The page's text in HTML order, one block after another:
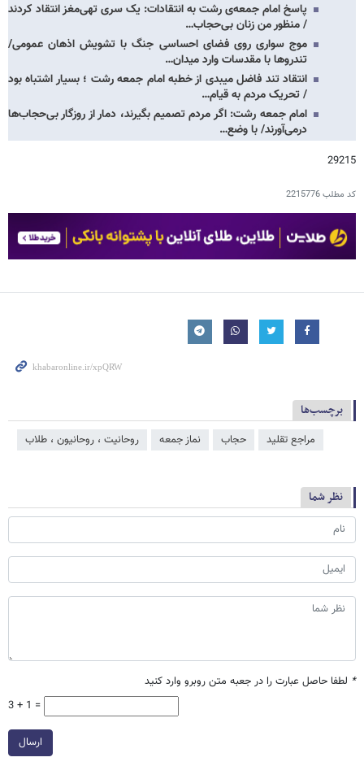
پاسخ امام جمعه‌ی رشت به انتقادات: یک سری تهی‌مغز انتقاد کردند
/ منظور من زنان بی‌حجاب…
موج سواری روی فضای احساسی جنگ با تشویش اذهان عمومی/
تندروها با مقدسات وارد میدان…
انتقاد تند فاضل میبدی از خطبه‌ امام جمعه رشت ؛ بسیار اشتباه بود
/ تحریک مردم به قیام…
امام جمعه رشت: اگر مردم تصمیم بگیرند، دمار از روزگار بی‌حجاب‌ها
درمی‌آورند/ با وضع…
29215
کد مطلب2215776
برچسب‌ها
مراجع تقلید حجاب نماز جمعه روحانیت ، روحانیون ، طلاب
نظر شما
* لطفا حاصل عبارت را در جعبه متن روبرو وارد کنید
3 + 1 =
ارسال